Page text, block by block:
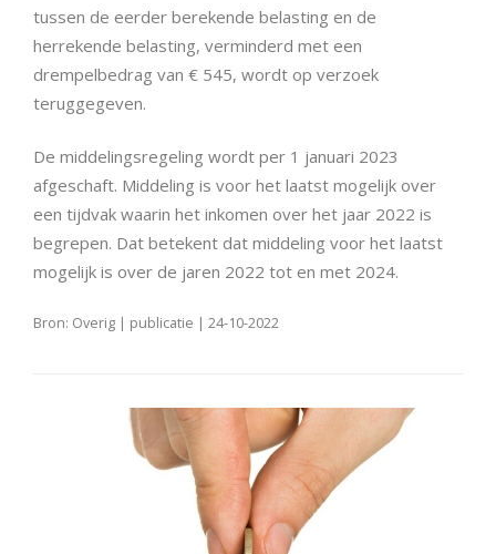
tussen de eerder berekende belasting en de
herrekende belasting, verminderd met een
drempelbedrag van € 545, wordt op verzoek
teruggegeven.
De middelingsregeling wordt per 1 januari 2023
afgeschaft. Middeling is voor het laatst mogelijk over
een tijdvak waarin het inkomen over het jaar 2022 is
begrepen. Dat betekent dat middeling voor het laatst
mogelijk is over de jaren 2022 tot en met 2024.
Bron: Overig | publicatie | 24-10-2022